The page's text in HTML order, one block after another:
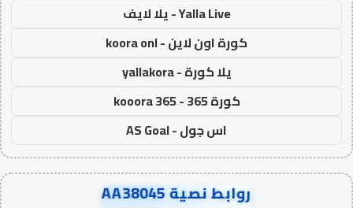
Yalla Live - يلا لايف
كورة اون لاين - koora onl
يلا كورة - yallakora
كورة 365 - kooora 365
اس جول - AS Goal
روابط نصية AA38045